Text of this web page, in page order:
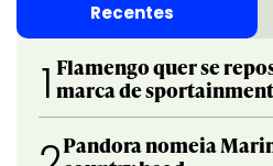
Recentes
1 Flamengo quer se
marca de sportainment
Pandora nomeia